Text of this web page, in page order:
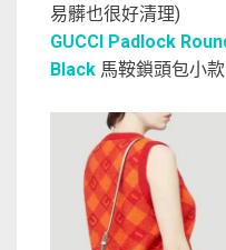
易髒也很好清理)
GUCCI Padlock
Black 馬鞍鎖頭包小款